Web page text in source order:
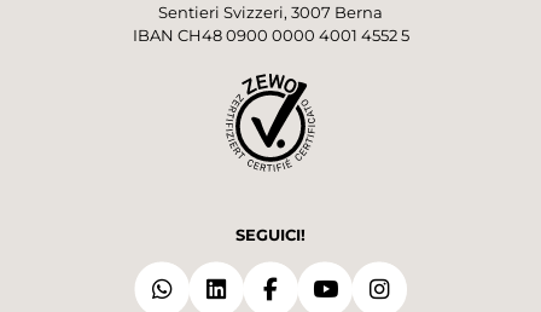
Sentieri Svizzeri, 3007 Berna
IBAN CH48 0900 0000 4001 4552 5
SEGUICI!